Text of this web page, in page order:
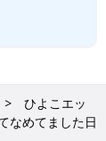
ひよこエッ
なめてました日